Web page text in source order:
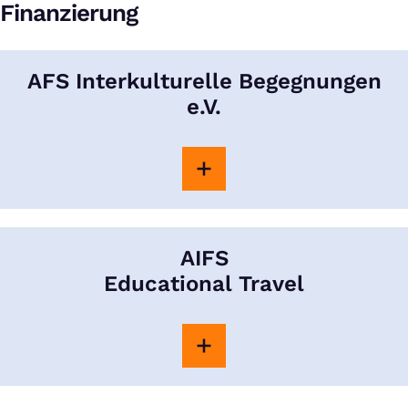
Finanzierung
AFS Interkulturelle Begegnungen
e.V.
AIFS
Educational Travel